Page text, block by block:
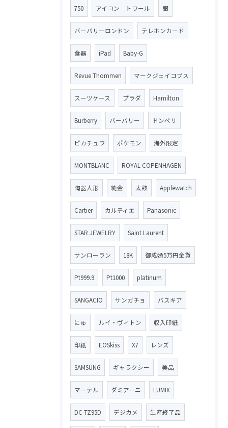
750 アイコン トワール 銀
バーバリーロンドン テレホンカード
食器 iPad Baby-G
Revue Thommen マークジェイコブス
スーツケース プラダ Hamilton
Burberry バーバリー ドンペリ
ピカチュウ ポケモン 海外限定
MONTBLANC ROYAL COPENHAGEN
陶器人形 純金 太鼓 Applewatch
Cartier カルティエ Panasonic
STAR JEWELRY Saint Laurent
サンローラン 18K 御成婚5万円金貨
Pt999.9 Pt1000 platinum
SANGACIO サンガチョ バスキア
にゅ ルイ・ヴィトン 収入印紙
印紙 EOSkiss X7 レンズ
SAMSUNG ギャラクシー 美品
マーテル ダミアーニ LUMIX
DC-TZ95D デジカメ 生産終了品